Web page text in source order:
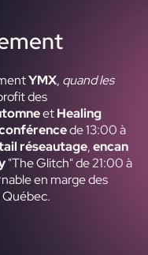
YMX, quand les
des
etHealing
de 13:00 à
réseautage,encan
"The Glitch" de 21:00 à
en marge des
Québec.